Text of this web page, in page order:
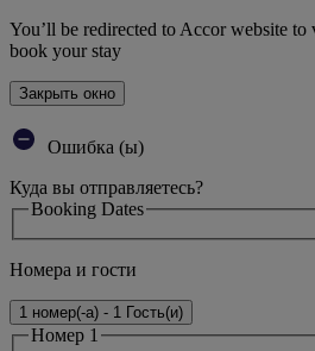
You’ll be redirected to Accor website to
book your stay
Закрыть окно
Ошибка (ы)
Куда вы отправляетесь?
Booking Dates
Номера и гости
1 номер(-а) - 1 Гость(и)
Номер 1